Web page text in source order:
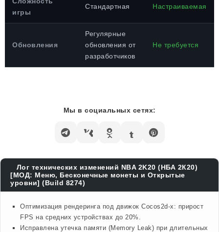
игры
Стандартная Настраиваемая
Обновления
Регулярные
обновления от
разработчиков
Не требуется
Мы в социальных сетях:
Лог технических изменений NBA 2K20 (НБА 2К20)
[МОД: Меню, Бесконечные монеты и Открытые
уровни] (Build 8274)
Оптимизация рендеринга под движок Cocos2d-x: прирост
FPS на средних устройствах до 20%.
Исправлена утечка памяти (Memory Leak) при длительных